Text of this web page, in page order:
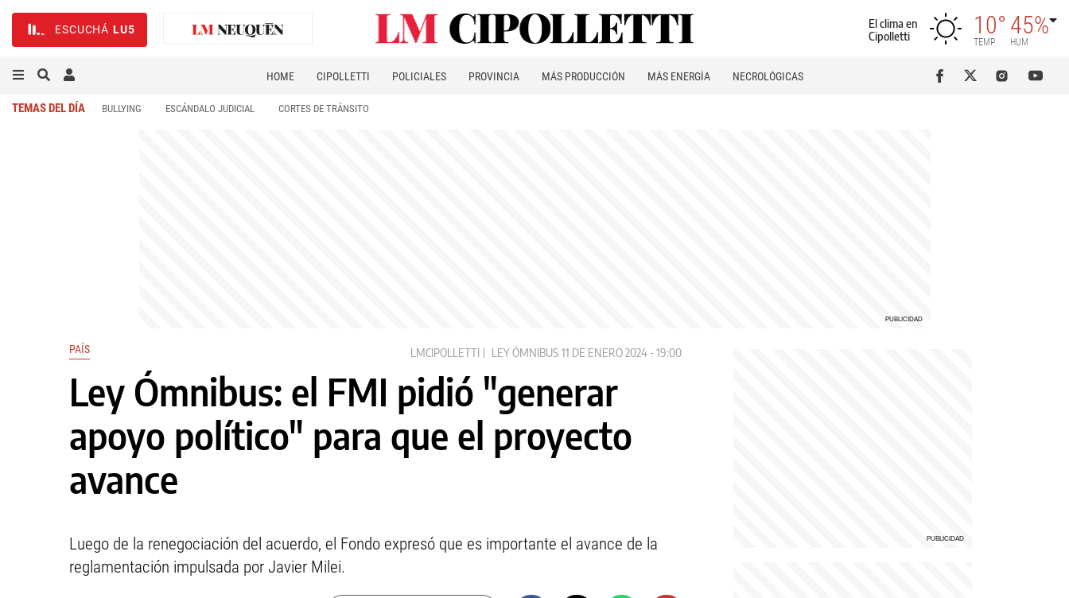
ESCUCHÁ LU5
El clima en
Cipolletti
10°
TEMP
45%
HUM
HOME CIPOLLETTI POLICIALES PROVINCIA MÁS PRODUCCIÓN MÁS ENERGÍA NECROLÓGICAS
TEMAS DEL DÍA BULLYING ESCÁNDALO JUDICIAL CORTES DE TRÁNSITO
PAÍS LMCIPOLLETTI LEY ÓMNIBUS 11 DE ENERO 2024 - 19:00
Ley Ómnibus: el FMI pidió "generar
apoyo político" para que el proyecto
avance
Luego de la renegociación del acuerdo, el Fondo expresó que es importante el avance de la
reglamentación impulsada por Javier Milei.